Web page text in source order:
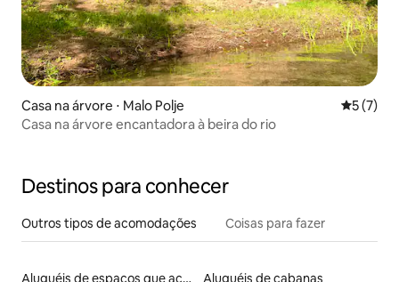
Casa na árvore ⋅ Malo Polje 5 de
5 (7)
Casa na árvore encantadora à beira do rio
Destinos para conhecer
Outros tipos de acomodações Coisas para fazer
Aluguéis de espaços que aceitam animais de estimação
Aluguéis de cabanas